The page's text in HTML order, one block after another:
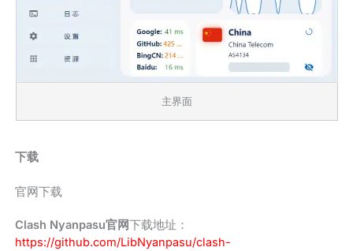
主界面
下载
官网下载
Clash Nyanpasu官网下载地址：
https://github.com/LibNyanpasu/clash-